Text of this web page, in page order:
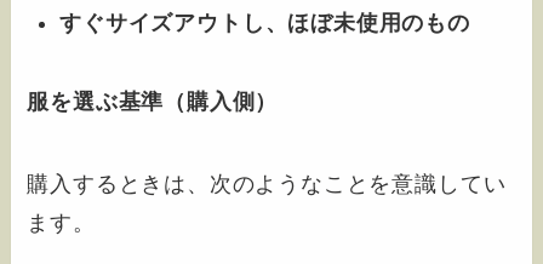
すぐサイズアウトし、ほぼ未使用のもの
服を選ぶ基準（購入側）
購入するときは、次のようなことを意識してい
ます。